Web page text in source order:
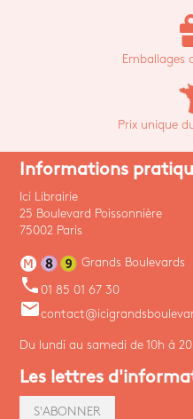
Emballages
Prix unique
Informations
Ici Librairie
25 Boulevard Poissonnière
75002 Paris
Grands Boulevards
phone 01 85 01 67 30
email
Du lundi au samedi de 10h à
Les lettres
S'ABONNER